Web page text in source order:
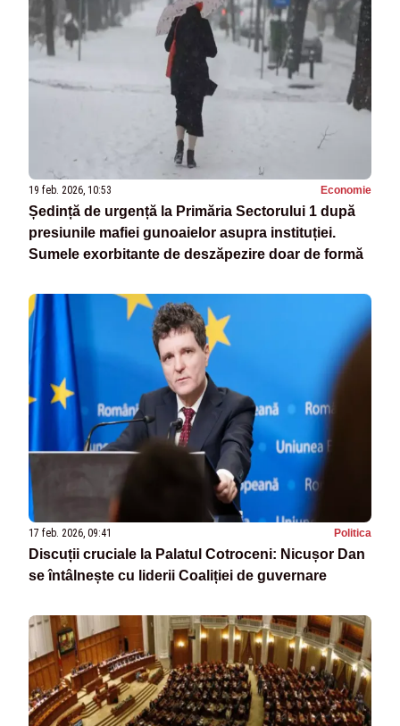
19 feb. 2026, 10:53 Economie
Ședință de urgență la Primăria Sectorului 1 după
presiunile mafiei gunoaielor asupra instituției.
Sumele exorbitante de deszăpezire doar de formă
17 feb. 2026, 09:41 Politica
Discuții cruciale la Palatul Cotroceni: Nicușor Dan
se întâlnește cu liderii Coaliției de guvernare